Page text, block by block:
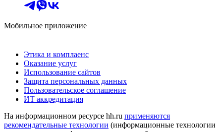
Мобильное приложение
Этика и комплаенс
Оказание услуг
Использование сайтов
Защита персональных данных
Пользовательское соглашение
ИТ аккредитация
На информационном ресурсе hh.ru применяются
рекомендательные технологии (информационные технологии